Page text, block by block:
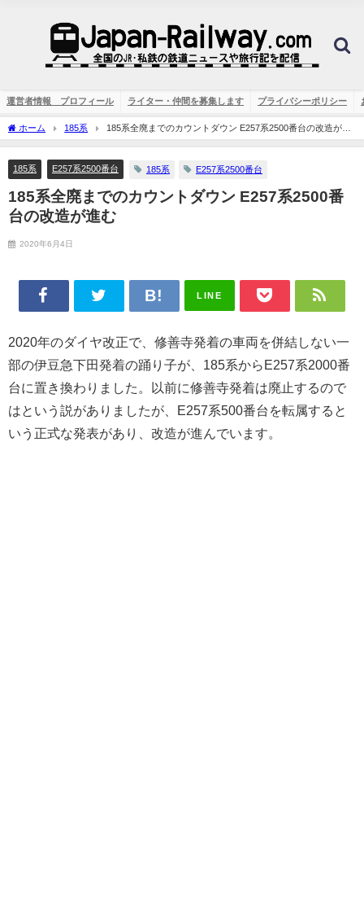
運営者情報 プロフィール ライター・仲間を募集します プライバシーポリシー
ホーム 185系
185系全廃までのカウントダウン E257系2500番台の改造が進
む
185系 E257系2500番台 185系 E257系2500番台
185系全廃までのカウントダウン E257系2500番
台の改造が進む
2020年6月4日
LINE
2020年のダイヤ改正で、修善寺発着の車両を併結しない一
部の伊豆急下田発着の踊り子が、185系からE257系2000番
台に置き換わりました。以前に修善寺発着は廃止するので
はという説がありましたが、E257系500番台を転属すると
いう正式な発表があり、改造が進んでいます。